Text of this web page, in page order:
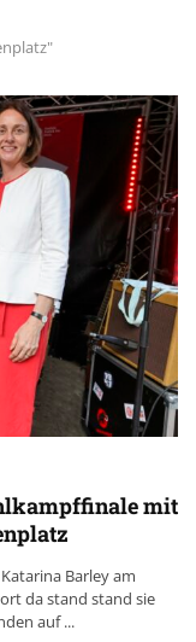
mit
Barley am
da stand stand sie
auf ...